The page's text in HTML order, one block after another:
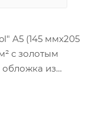
A5 (145 ммx205
с золотым
обложка из